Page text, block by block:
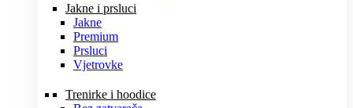
Jakne i prsluci
Jakne
Premium
Prsluci
Vjetrovke
Trenirke i hoodice